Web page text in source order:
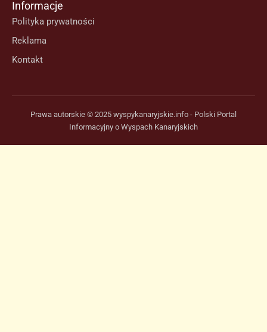
Informacje
Polityka prywatności
Reklama
Kontakt
Prawa autorskie © 2025 wyspykanaryjskie.info - Polski Portal
Informacyjny o Wyspach Kanaryjskich